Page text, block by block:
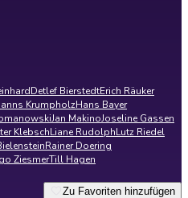
Detlef BierstedtErich Räuker
KrumpholzHans Bayer
Jan MakinoJoseline Gassen
KlebschLiane RudolphLutz Riedel
Rainer Doering
ZiesmerTill Hagen
Zu Favoriten hinzufügen